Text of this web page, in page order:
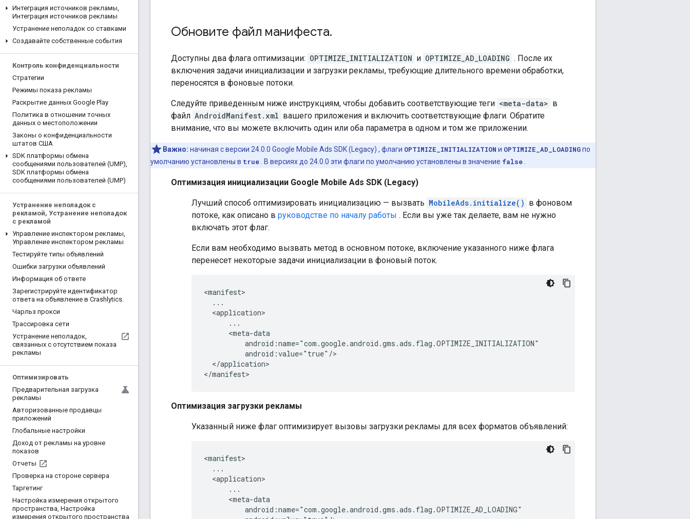
Интеграция источников рекламы,
Интеграция источников рекламы
Устранение неполадок со ставками
Создавайте собственные события
Контроль конфиденциальности
Стратегии
Режимы показа рекламы
Раскрытие данных Google Play
Политика в отношении точных
данных о местоположении
Законы о конфиденциальности
штатов США
SDK платформы обмена
сообщениями пользователей (UMP),
SDK платформы обмена
сообщениями пользователей (UMP)
Устранение неполадок с
рекламой, Устранение неполадок
с рекламой
Управление инспектором рекламы,
Управление инспектором рекламы
Тестируйте типы объявлений
Ошибки загрузки объявлений
Информация об ответе
Зарегистрируйте идентификатор
ответа на объявление в Crashlytics.
Чарльз прокси
Трассировка сети
Устранение неполадок,
связанных с отсутствием показа
рекламы
Оптимизировать
Предварительная загрузка
рекламы
Авторизованные продавцы
приложений
Глобальные настройки
Доход от рекламы на уровне
показов
Отчеты
Проверка на стороне сервера
Таргетинг
Настройка измерения открытого
пространства, Настройка
измерения открытого пространства
Обновите файл манифеста.
Доступны два флага оптимизации: OPTIMIZE_INITIALIZATION и OPTIMIZE_AD_LOADING . После их
включения задачи инициализации и загрузки рекламы, требующие длительного времени обработки,
переносятся в фоновые потоки.
Следуйте приведенным ниже инструкциям, чтобы добавить соответствующие теги <meta-data> в
файл AndroidManifest.xml вашего приложения и включить соответствующие флаги. Обратите
внимание, что вы можете включить один или оба параметра в одном и том же приложении.
Важно: начиная с версии 24.0.0 Google Mobile Ads SDK (Legacy) , флаги OPTIMIZE_INITIALIZATION и OPTIMIZE_AD_LOADINGпо
умолчанию установлены в true . В версиях до 24.0.0 эти флаги по умолчанию установлены в значение false
Оптимизация инициализации Google Mobile Ads SDK (Legacy)
Лучший способ оптимизировать инициализацию — вызвать MobileAds.initialize() в фоновом
потоке, как описано в руководстве по началу работы . Если вы уже так делаете, вам не нужно
включать этот флаг.
Если вам необходимо вызвать метод в основном потоке, включение указанного ниже флага
перенесет некоторые задачи инициализации в фоновый поток.
<manifest>
  ...
  <application>
      ...
      <meta-data
          android:name="com.google.android.gms.ads.flag.OPTIMIZE_INITIALIZATION"
          android:value="true"/>
  </application>
</manifest>
Оптимизация загрузки рекламы
Указанный ниже флаг оптимизирует вызовы загрузки рекламы для всех форматов объявлений:
<manifest>
  ...
  <application>
      ...
      <meta-data
          android:name="com.google.android.gms.ads.flag.OPTIMIZE_AD_LOADING"